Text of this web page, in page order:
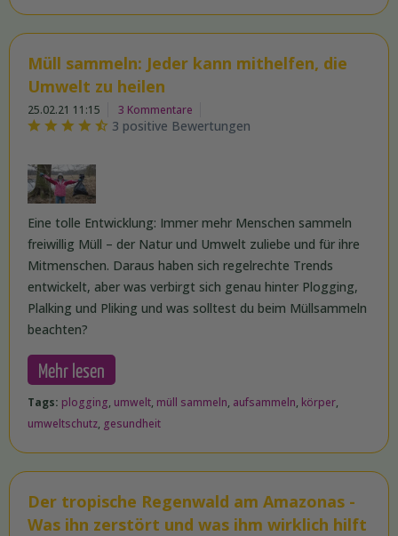
Müll sammeln: Jeder kann mithelfen, die
Umwelt zu heilen
25.02.21 11:15 3 Kommentare
3 positive Bewertungen
Eine tolle Entwicklung: Immer mehr Menschen sammeln
freiwillig Müll – der Natur und Umwelt zuliebe und für ihre
Mitmenschen. Daraus haben sich regelrechte Trends
entwickelt, aber was verbirgt sich genau hinter Plogging,
Plalking und Pliking und was solltest du beim Müllsammeln
beachten?
Mehr lesen
Tags: plogging, umwelt, müll sammeln, aufsammeln, körper,
umweltschutz, gesundheit
Der tropische Regenwald am Amazonas -
Was ihn zerstört und was ihm wirklich hilft